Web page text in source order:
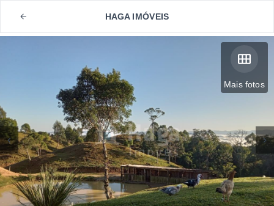
HAGA IMÓVEIS
Mais fotos